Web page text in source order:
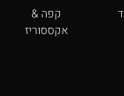
קפה &
אקססוריז